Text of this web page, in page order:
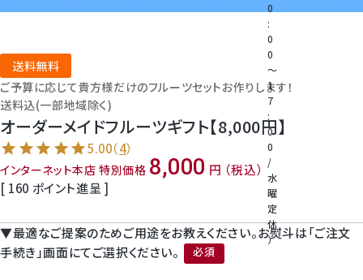
0
:
0
0
～
1
7
:
0
0
/
水
曜
定
休
）
温室みかん(ハウスみかん)
梨
幸水梨ロイヤル
シャインマスカット
クイーンルージュ
送料無料
ご予算に応じて貴方様だけのフルーツセットお作りします！
送料込(一部地域除く)
オーダーメイドフルーツギフト【8,000円】
5.00（4）
インターネット本店 特別価格 8,000
税込
[ 160 ポイント進呈 ]
▼最適なご提案のためご用途をお教えください。お熨斗は「ご注文
手続き」画面にてご選択ください。
(必須)